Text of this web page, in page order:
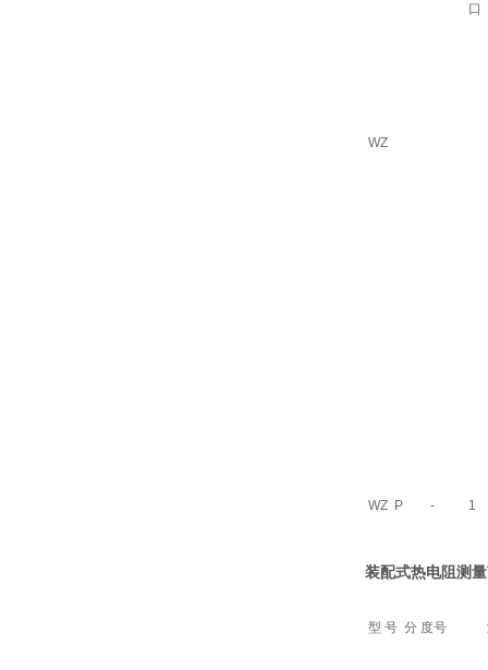
WZ
口
WZ P - 1
装配式热电阻测
型 号 分 度号